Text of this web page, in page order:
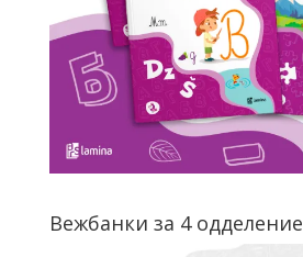
Вежбанки за 4 одделение